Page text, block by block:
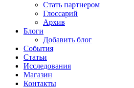
Стать партнером
Глоссарий
Архив
Блоги
Добавить блог
События
Статьи
Исследования
Магазин
Контакты